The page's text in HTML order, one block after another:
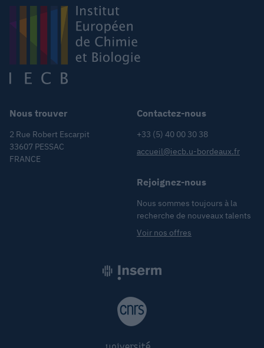
Nous trouver
2 Rue Robert Escarpit
33607 PESSAC
FRANCE
Contactez-nous
+33 (5) 40 00 30 38
accueil@iecb.u-bordeaux.fr
Rejoignez-nous
Nous sommes toujours à la
recherche de nouveaux talents
Voir nos offres